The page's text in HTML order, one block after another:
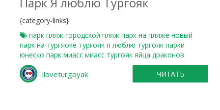
{category-links}
парк пляж городской пляж парк на пляже новый
парк на тургяоке тургояк я люблю тургояк парки
юнеско парк миасс миасс тургояк яйца драконов
iloveturgoyak ЧИТАТЬ